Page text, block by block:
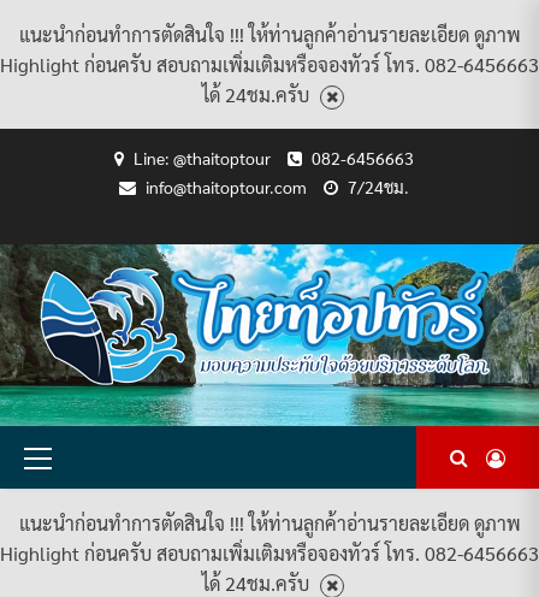
แนะนำก่อนทำการตัดสินใจ !!! ให้ท่านลูกค้าอ่านรายละเอียด ดูภาพ
Highlight ก่อนครับ สอบถามเพิ่มเติมหรือจองทัวร์ โทร. 082-6456663
ได้ 24ชม.ครับ
Line: @thaitoptour
082-6456663
info@thaitoptour.com
7/24ชม.
USACCOUNT
POLICY
AND
CONDITIONS
แพ็คเกจ
ทัวร์
ทั้งหมด
ต้อนรับ
สู่
ไทย
ท็อป
ทัวร์
กับ
เรา
ทัวร์
ทั้งหมด
Primary
แนะนำก่อนทำการตัดสินใจ !!! ให้ท่านลูกค้าอ่านรายละเอียด ดูภาพ
Highlight ก่อนครับ สอบถามเพิ่มเติมหรือจองทัวร์ โทร. 082-6456663
ได้ 24ชม.ครับ